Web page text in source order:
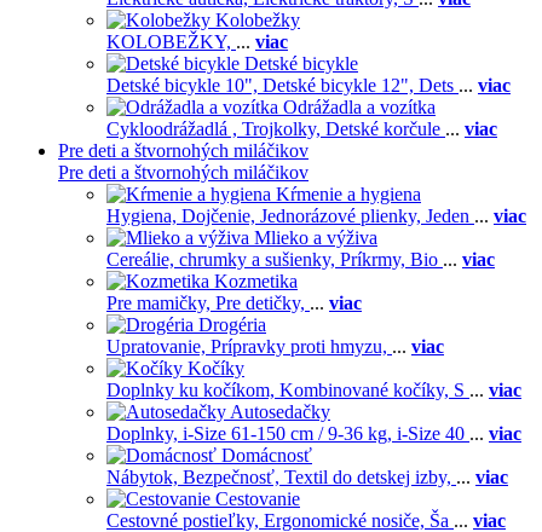
Kolobežky
KOLOBEŽKY, ... viac
Detské bicykle
Detské bicykle 10", Detské bicykle 12", Dets ... viac
Odrážadla a vozítka
Cykloodrážadlá , Trojkolky, Detské korčule ... viac
Pre deti a štvornohých miláčikov
Pre deti a štvornohých miláčikov
Kŕmenie a hygiena
Hygiena, Dojčenie, Jednorázové plienky, Jeden ... viac
Mlieko a výživa
Cereálie, chrumky a sušienky, Príkrmy, Bio ... viac
Kozmetika
Pre mamičky, Pre detičky, ... viac
Drogéria
Upratovanie, Prípravky proti hmyzu, ... viac
Kočíky
Doplnky ku kočíkom, Kombinované kočíky, S ... viac
Autosedačky
Doplnky, i-Size 61-150 cm / 9-36 kg, i-Size 40 ... viac
Domácnosť
Nábytok, Bezpečnosť, Textil do detskej izby, ... viac
Cestovanie
Cestovné postieľky, Ergonomické nosiče, Ša ... viac